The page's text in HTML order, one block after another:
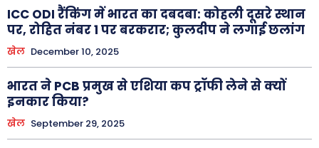
ICC ODI रैंकिंग में भारत का दबदबा: कोहली दूसरे स्थान
पर, रोहित नंबर 1 पर बरकरार; कुलदीप ने लगाई छलांग
खेल December 10, 2025
भारत ने PCB प्रमुख से एशिया कप ट्रॉफी लेने से क्यों
इनकार किया?
खेल September 29, 2025